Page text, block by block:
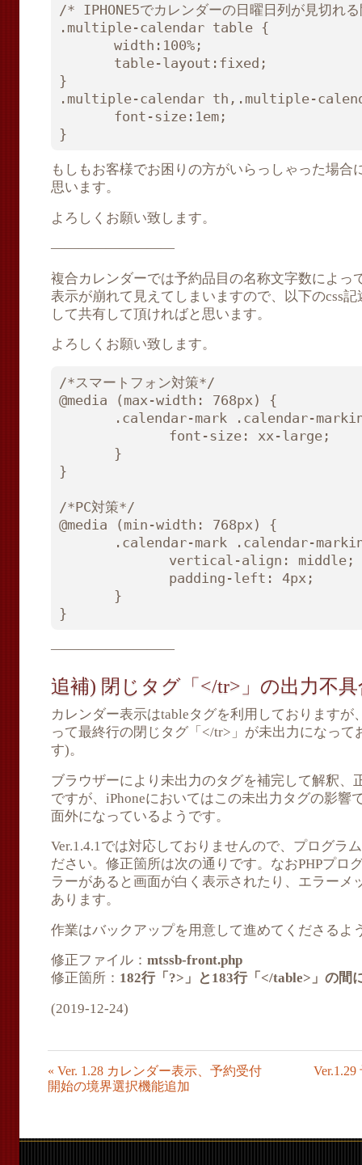
/* IPHONE5でカレンダーの日曜日列が見切れ
.multiple-calendar table {
width:100%;
table-layout:fixed;
}
.multiple-calendar th,.multiple-
font-size:1em;
}
もしもお客様でお困りの方がいらっしゃった場合
思います。
よろしくお願い致します。
—————————
複合カレンダーでは予約品目の名称文字数によっ
表示が崩れて見えてしまいますので、以下のcss
して共有して頂ければと思います。
よろしくお願い致します。
/*スマートフォン対策*/
@media (max-width: 768px) {
.calendar-mark .calendar-
font-size: xx-large;
}
}
/*PC対策*/
@media (min-width: 768px) {
.calendar-mark .calendar-
vertical-align: middle;
padding-left: 4px;
}
—————————
追補) 閉じタグ「</tr>」の出力不具
カレンダー表示はtableタグを利用しておりますが
って最終行の閉じタグ「</tr>」が未出力になって
す)。
ブラウザーにより未出力のタグを補完して解釈、
ですが、iPhoneにおいてはこの未出力タグの影響
面外になっているようです。
Ver.1.4.1では対応しておりませんので、プログラ
ださい。修正箇所は次の通りです。なおPHPプロ
ラーがあると画面が白く表示されたり、エラーメ
あります。
作業はバックアップを用意して進めてくださるよ
修正ファイル： mtssb-front.php
修正箇所： 182行「?>」と183行「</table>」の間
(2019-12-24)
« Ver. 1.28 カレンダー表示、予約受付
開始の境界選択機能追加